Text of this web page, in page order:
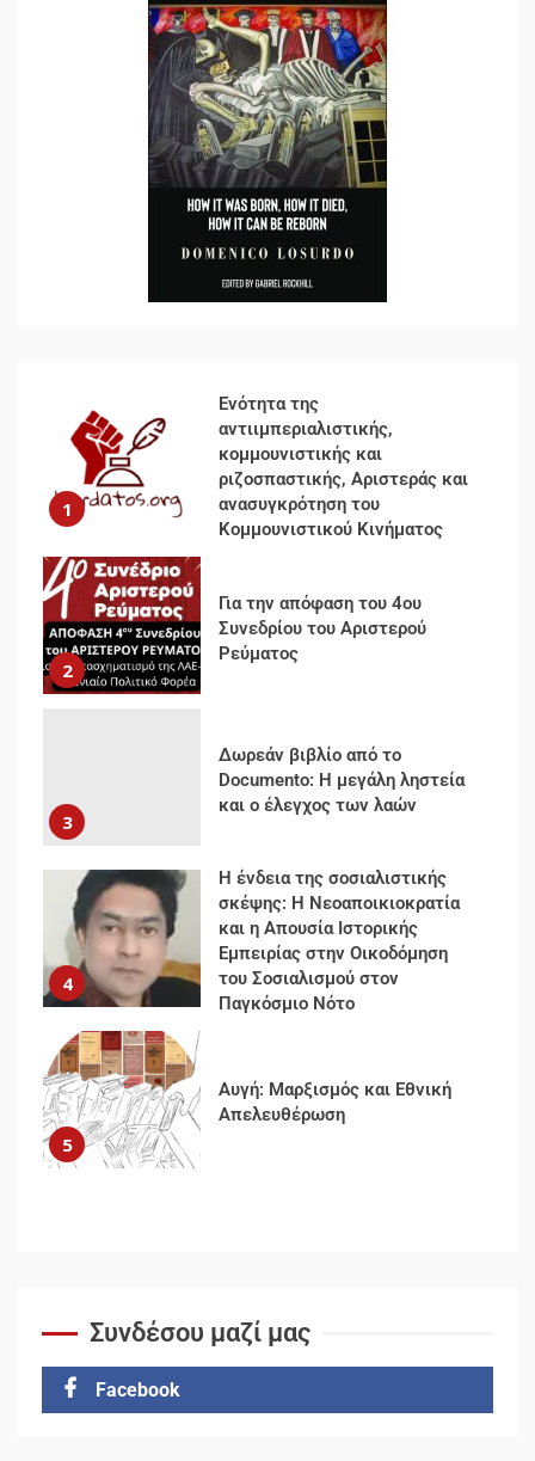
Απελευθέρωση
Μια κριτική εκ των έσω της
βιομηχανίας θεωρίας της
αυτοκρατορίας: Ο Γκαμπριέλ
Ρόκχιλ σε μια συνέντευξη
στον Μάικλ Γιέιτς
Αποσύνδεση με κινεζικά
1
Ενότητα της
αντιιμπεριαλιστικής,
κομμουνιστικής και
ριζοσπαστικής, Αριστεράς και
ανασυγκρότηση του
Κομμουνιστικού Κινήματος
2
Για την απόφαση του 4ου
Συνεδρίου του Αριστερού
Ρεύματος
3
Δωρεάν βιβλίο από το
Documento: Η μεγάλη ληστεία
και ο έλεγχος των λαών
4
Η ένδεια της σοσιαλιστικής
σκέψης: Η Νεοαποικιοκρατία
και η Απουσία Ιστορικής
Εμπειρίας στην Οικοδόμηση
του Σοσιαλισμού στον
Παγκόσμιο Νότο
5
Αυγή: Μαρξισμός και Εθνική
Απελευθέρωση
Συνδέσου μαζί μας
Facebook